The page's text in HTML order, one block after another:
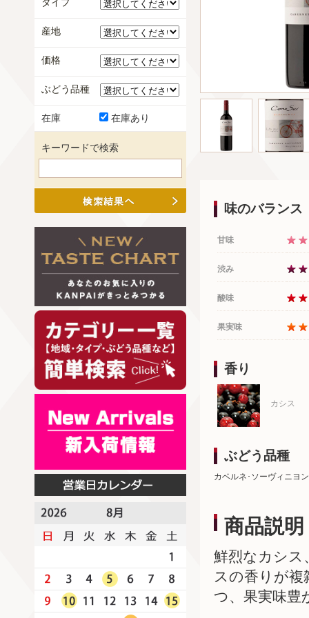
味のバランス
甘味
渋み
酸味
果実味
香り
カシス
ぶどう品種
カベルネ･ソーヴィニヨン
商品説明
鮮烈なカシス
スの香りが
つ、果実味豊
産地
価格
ぶどう品種
在庫 在庫あり
キーワードで検索